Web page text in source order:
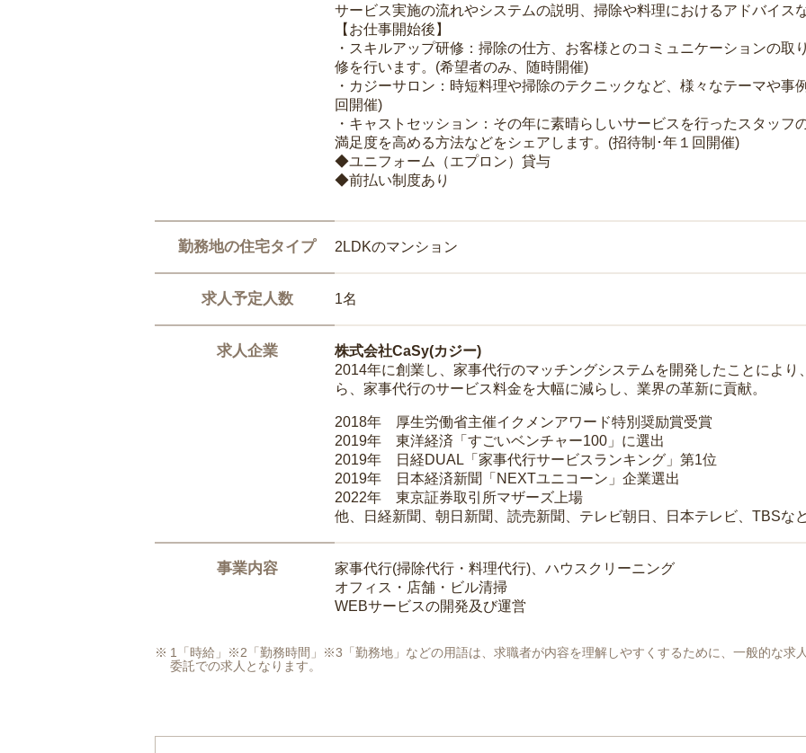
サービス実施の流れやシステムの説明、掃除や料理におけるアドバイス
【お仕事開始後】
・スキルアップ研修：掃除の仕方、お客様とのコミュニケーションの
修を行います。(希望者のみ、随時開催)
・カジーサロン：時短料理や掃除のテクニックなど、様々なテーマや事
回開催)
・キャストセッション：その年に素晴らしいサービスを行ったスタッ
満足度を高める方法などをシェアします。(招待制･年１回開催)
◆ユニフォーム（エプロン）貸与
◆前払い制度あり
勤務地の住宅タイプ 2LDKのマンション
求人予定人数 1名
求人企業
株式会社CaSy(カジー)
2014年に創業し、家事代行のマッチングシステムを開発したことによ
ら、家事代行のサービス料金を大幅に減らし、業界の革新に貢献。
2018年 厚生労働省主催イクメンアワード特別奨励賞受賞
2019年 東洋経済「すごいベンチャー100」に選出
2019年 日経DUAL「家事代行サービスランキング」第1位
2019年 日本経済新聞「NEXTユニコーン」企業選出
2022年 東京証券取引所マザーズ上場
他、日経新聞、朝日新聞、読売新聞、テレビ朝日、日本テレビ、TBSな
事業内容
家事代行(掃除代行・料理代行)、ハウスクリーニング
オフィス・店舗・ビル清掃
WEBサービスの開発及び運営
1「時給」※2「勤務時間」※3「勤務地」などの用語は、求職者が内容を理解しやすくするために、一般的な求
委託での求人となります。